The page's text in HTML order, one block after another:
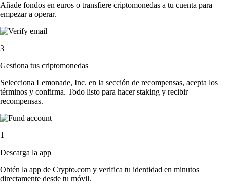
Añade fondos en euros o transfiere criptomonedas a tu cuenta para
empezar a operar.
3
Gestiona tus criptomonedas
Selecciona Lemonade, Inc. en la sección de recompensas, acepta los
términos y confirma. Todo listo para hacer staking y recibir
recompensas.
1
Descarga la app
Obtén la app de Crypto.com y verifica tu identidad en minutos
directamente desde tu móvil.